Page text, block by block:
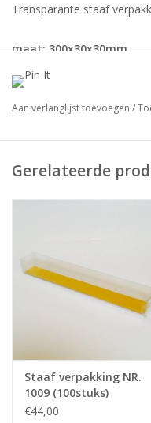
Transparante staaf
maat: 300x30x30mm
goudkarton: 340grams
verpakt per: 100stuks
deksel hoogte: 30mm
Aan verlanglijst toevoegen /
Gerelateerde
Staaf verpakking NR.
1009 (100stuks)
€44,00